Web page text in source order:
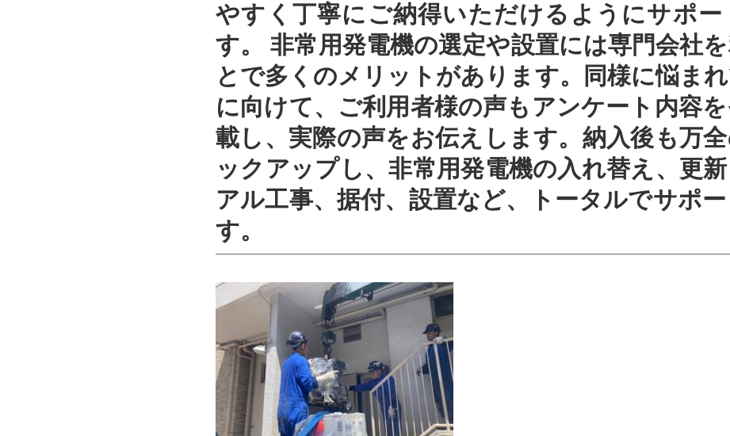
やすく丁寧にご納得いただけるようにサポー
す。 非常用発電機の選定や設置には専門会社
とで多くのメリットがあります。同様に悩ま
に向けて、ご利用者様の声もアンケート内容
載し、実際の声をお伝えします。納入後も万
ックアップし、非常用発電機の入れ替え、更
アル工事、据付、設置など、トータルでサポ
す。